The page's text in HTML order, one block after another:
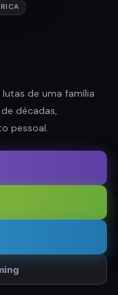
de uma família
décadas,
pessoal.